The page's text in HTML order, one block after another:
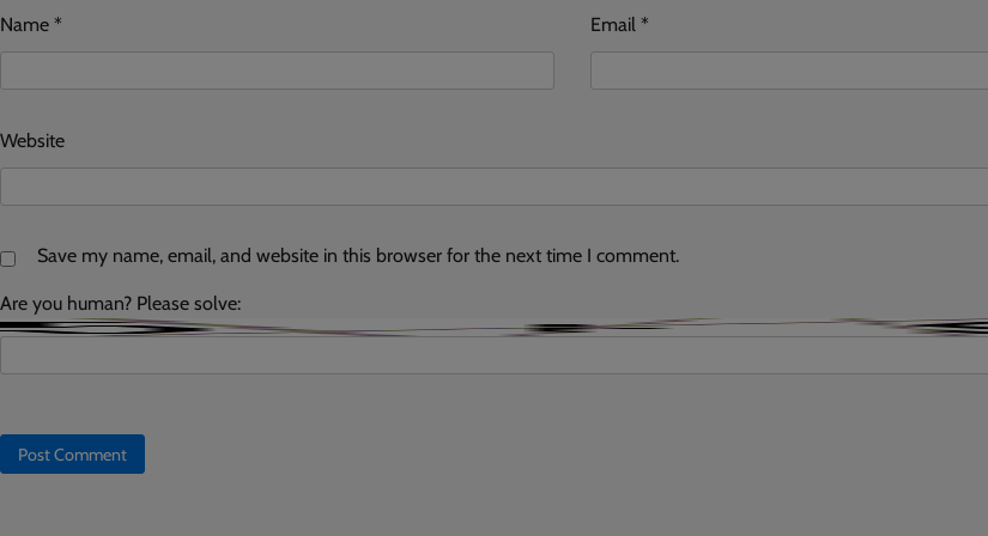
Name * Email *
Website
Save my name, email, and website in this browser for the next time I comment.
Are you human? Please solve: